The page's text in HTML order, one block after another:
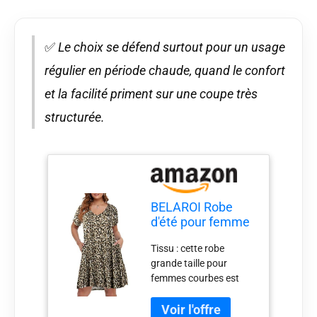
✅Le choix se défend surtout pour un usage
régulier en période chaude, quand le confort
et la facilité priment sur une coupe très
structurée.
BELAROI Robe
d'été pour femme
Robe d'été
décontractée avec
col en V et poches,
Léopard 30, 1X
Tissu : cette robe
grande taille pour
femmes courbes est
doux, confortable et